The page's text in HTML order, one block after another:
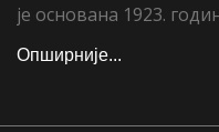
је основана 1923.
Опширније...